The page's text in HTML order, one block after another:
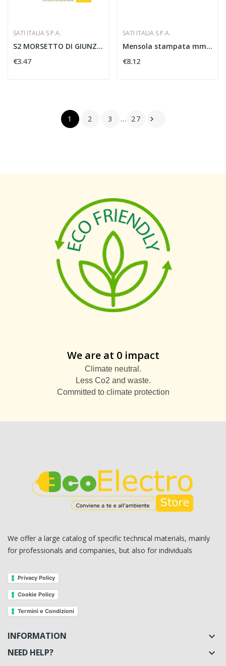
SATI ITALIA S.P.A.
S2 MORSETTO DI GIUNZIONE LINEARE GSV 34 IX -...
€3.47
SATI ITALIA S.P.A.
Mensola stampata mm 300 15/10 ZS
€8.12
1 2 3 … 27 
We are at 0 impact
Climate neutral.
Less Co2 and waste.
Committed to climate protection
We offer a large catalog of specific technical materials, mainly
for professionals and companies, but also for individuals
Privacy Policy
Cookie Policy
Termini e Condizioni
INFORMATION 
NEED HELP? 